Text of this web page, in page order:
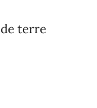
de terre